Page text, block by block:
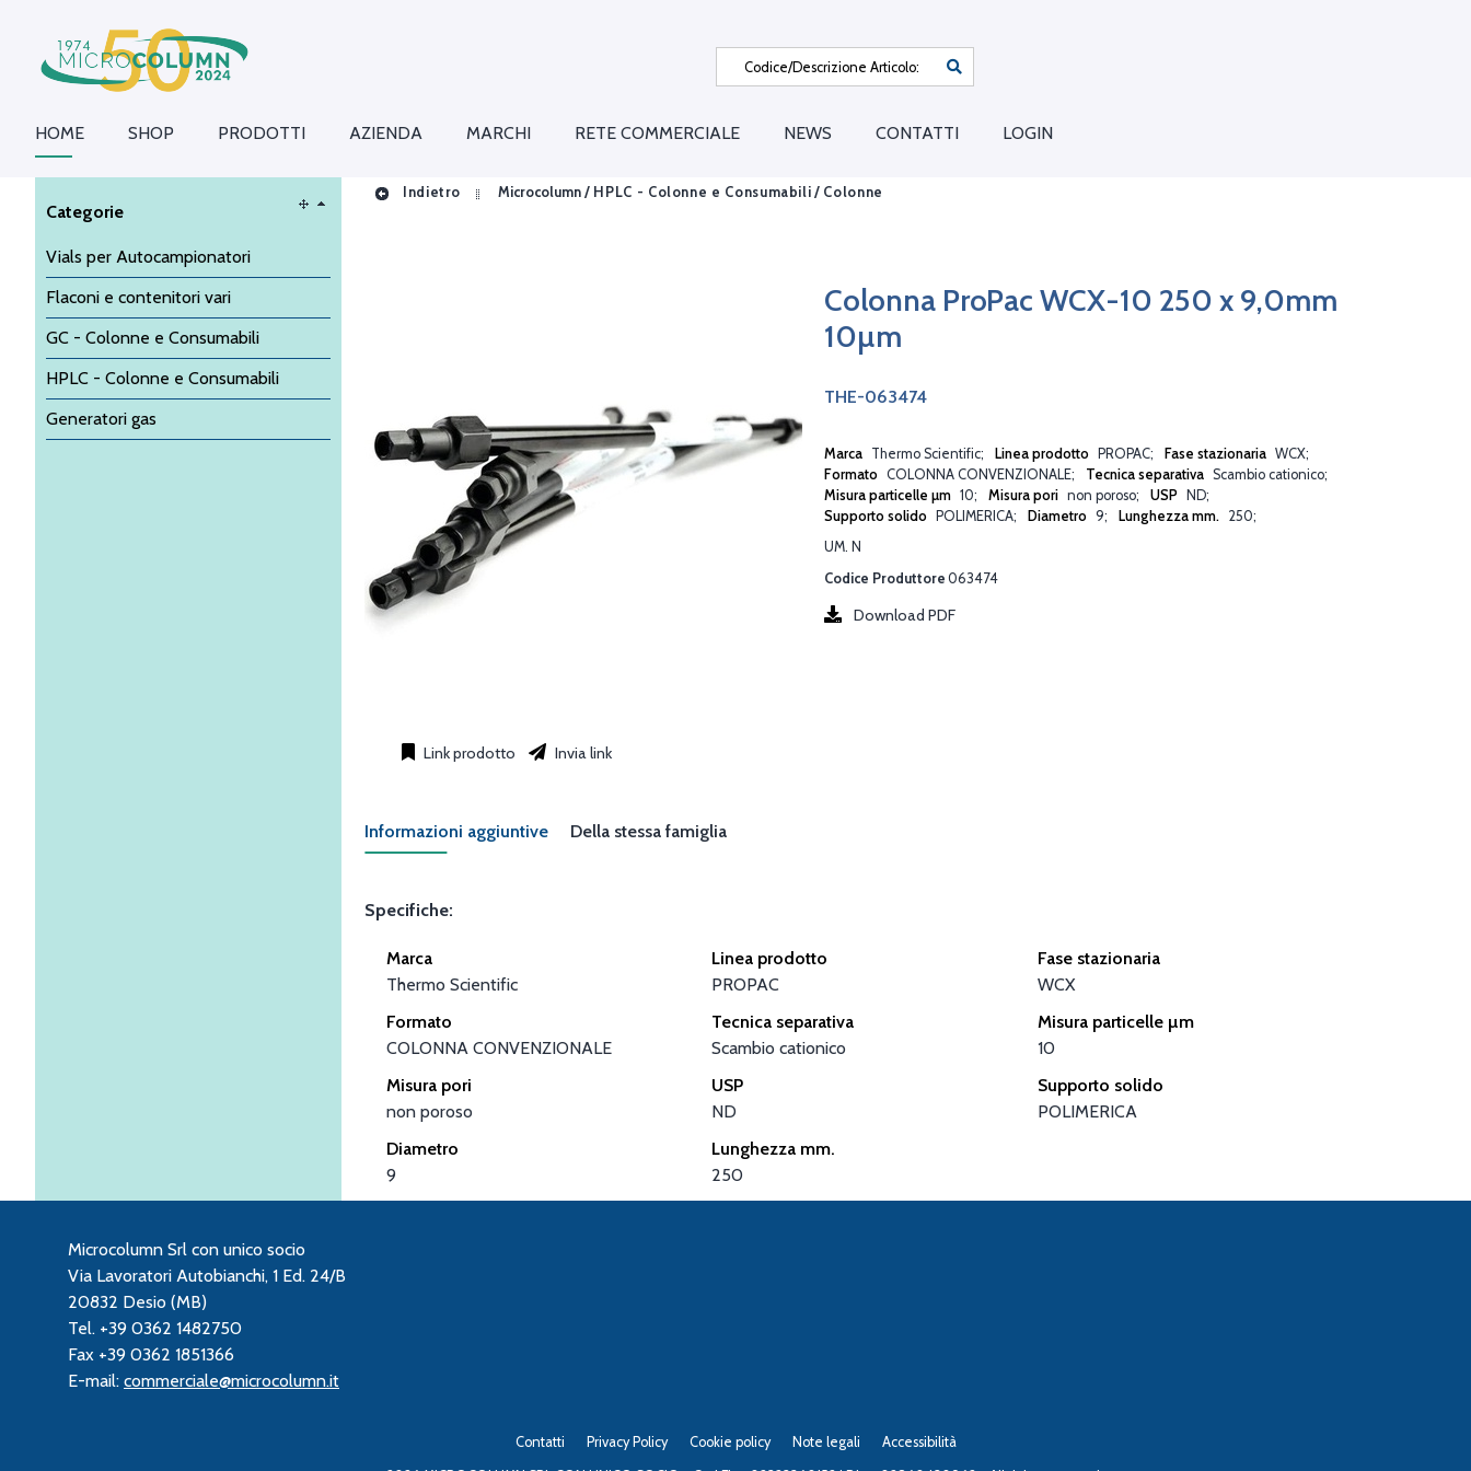
HOME SHOP PRODOTTI AZIENDA MARCHI RETE COMMERCIALE NEWS CONTATTI LOGIN
Categorie
Vials per Autocampionatori
Flaconi e contenitori vari
GC - Colonne e Consumabili
HPLC - Colonne e Consumabili
Generatori gas
Indietro Microcolumn / HPLC - Colonne e Consumabili / Colonne
Colonna ProPac WCX-10 250 x 9,0mm
10µm
THE-063474
Marca Thermo Scientific Linea prodotto PROPAC Fase stazionaria WCX
Formato COLONNA CONVENZIONALE Tecnica separativa Scambio cationico
Misura particelle µm 10 Misura pori non poroso USP
ND
Supporto solido
POLIMERICA Diametro 9 Lunghezza mm.
250
UM. N
Download PDF
Codice Produttore 063474
Link prodotto Invia link
Informazioni aggiuntive Della stessa famiglia
Specifiche:
Marca
Thermo Scientific
Linea prodotto
PROPAC
Fase stazionaria
WCX
Formato
COLONNA CONVENZIONALE
Tecnica separativa
Scambio cationico
Misura particelle µm
10
Misura pori
non poroso
USP
ND
Supporto solido
POLIMERICA
Diametro
9
Lunghezza mm.
250
Microcolumn Srl con unico socio
Via Lavoratori Autobianchi, 1 Ed. 24/B
20832 Desio (MB)
Tel. +39 0362 1482750
Fax +39 0362 1851366
E-mail: commerciale@microcolumn.it
Contatti Privacy Policy Cookie policy Note legali Accessibilità